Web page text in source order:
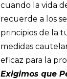
cuando la vida
recuerde a los
principios de la
medidas
eficaz para la
Exigimos que